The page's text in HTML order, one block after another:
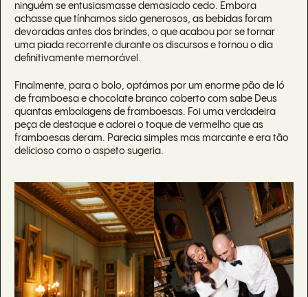
ninguém se entusiasmasse demasiado cedo. Embora
achasse que tínhamos sido generosos, as bebidas foram
devoradas antes dos brindes, o que acabou por se tornar
uma piada recorrente durante os discursos e tornou o dia
definitivamente memorável.
Finalmente, para o bolo, optámos por um enorme pão de ló
de framboesa e chocolate branco coberto com sabe Deus
quantas embalagens de framboesas. Foi uma verdadeira
peça de destaque e adorei o toque de vermelho que as
framboesas deram. Parecia simples mas marcante e era tão
delicioso como o aspeto sugeria.